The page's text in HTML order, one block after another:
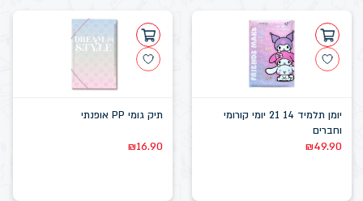
יומן תלמיד 14 21 יומי קורומי
וחברים
₪49.90
תיק גומי PP אופנתי
₪16.90